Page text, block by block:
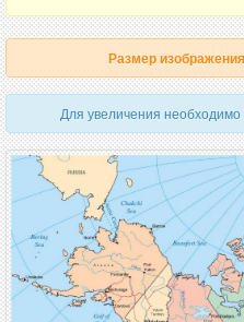
Размер
Для увеличения